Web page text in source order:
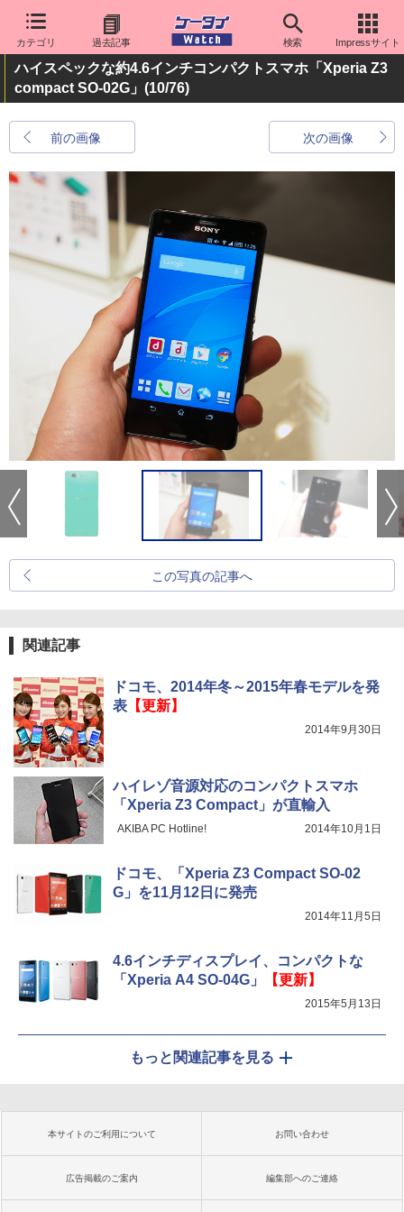
カテゴリ 過去記事 検索 Impressサイト
ハイスペックな約4.6インチコンパクトスマホ「Xperia Z3
compact SO-02G」 (10/76)
前の画像 次の画像
この写真の記事へ
関連記事
ドコモ、2014年冬～2015年春モデルを発
表【更新】
2014年9月30日
ハイレゾ音源対応のコンパクトスマホ
「Xperia Z3 Compact」が直輸入
AKIBA PC Hotline! 2014年10月1日
ドコモ、「Xperia Z3 Compact SO-02
G」を11月12日に発売
2014年11月5日
4.6インチディスプレイ、コンパクトな
「Xperia A4 SO-04G」
【更新】
2015年5月13日
もっと関連記事を見る
本サイトのご利用について お問い合わせ
広告掲載のご案内 編集部へのご連絡